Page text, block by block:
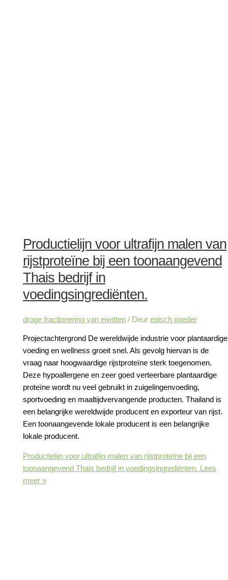
Productielijn voor ultrafijn malen van
rijstproteïne bij een toonaangevend
Thais bedrijf in
voedingsingrediënten.
droge fractionering van eiwitten / Deurepisch poeder
Projectachtergrond De wereldwijde industrie voor plantaardige
voeding en wellness groeit snel. Als gevolg hiervan is de
vraag naar hoogwaardige rijstproteïne sterk toegenomen.
Deze hypoallergene en zeer goed verteerbare plantaardige
proteïne wordt nu veel gebruikt in zuigelingenvoeding,
sportvoeding en maaltijdvervangende producten. Thailand is
een belangrijke wereldwijde producent en exporteur van rijst.
Een toonaangevende lokale producent is een belangrijke
lokale producent.
Productielijn voor ultrafijn malen van rijstproteïne bij een
toonaangevend Thais bedrijf in voedingsingrediënten. Lees
meer »